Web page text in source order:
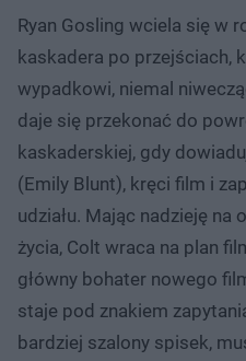
Ryan Gosling wciela się w
kaskadera po przejściach,
wypadkowi, niemal
daje się przekonać do
kaskaderskiej, gdy
(Emily Blunt), kręci film i
udziału. Mając nadzieję na
życia, Colt wraca na plan
główny bohater nowego
staje pod znakiem
bardziej szalony spisek,